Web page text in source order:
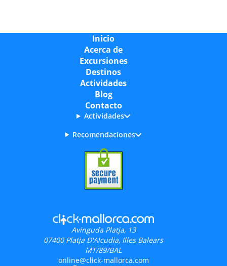
Inicio
Acerca de
Excursiones
Destinos
Actividades
Blog
Contacto
Actividades
Recomendaciones
Avinguda Platja, 13
07400 Platja D'Alcudia, Illes Balears
MT/89/BAL
online@click-mallorca.com